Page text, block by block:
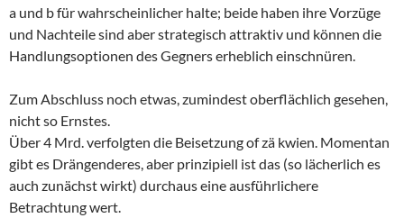
a und b für wahrscheinlicher halte; beide haben ihre Vorzüge
und Nachteile sind aber strategisch attraktiv und können die
Handlungsoptionen des Gegners erheblich einschnüren.
Zum Abschluss noch etwas, zumindest oberflächlich gesehen,
nicht so Ernstes.
Über 4 Mrd. verfolgten die Beisetzung of zä kwien. Momentan
gibt es Drängenderes, aber prinzipiell ist das (so lächerlich es
auch zunächst wirkt) durchaus eine ausführlichere
Betrachtung wert.